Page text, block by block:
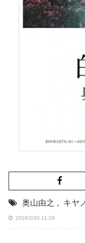
奥山由之 , キヤ
2019/2/20 11:29